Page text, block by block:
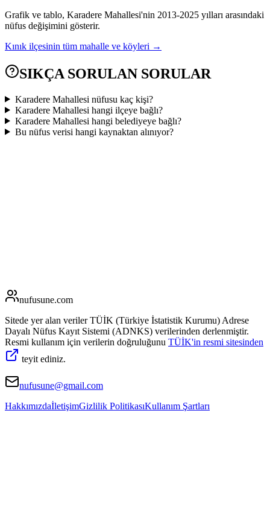
Grafik ve tablo, Karadere Mahallesi'nin 2013-2025 yılları arasındaki
nüfus değişimini gösterir.
Kınık ilçesinin tüm mahalle ve köyleri →
SIKÇA SORULAN SORULAR
Karadere Mahallesi nüfusu kaç kişi?
Karadere Mahallesi hangi ilçeye bağlı?
Karadere Mahallesi hangi belediyeye bağlı?
Bu nüfus verisi hangi kaynaktan alınıyor?
nufusune.com
Sitede yer alan veriler TÜİK (Türkiye İstatistik Kurumu) Adrese
Dayalı Nüfus Kayıt Sistemi (ADNKS) verilerinden derlenmiştir.
Resmi kullanım için verilerin doğruluğunu TÜİK'in resmi sitesinden
teyit ediniz.
nufusune@gmail.com
HakkımızdaİletişimGizlilik PolitikasıKullanım Şartları